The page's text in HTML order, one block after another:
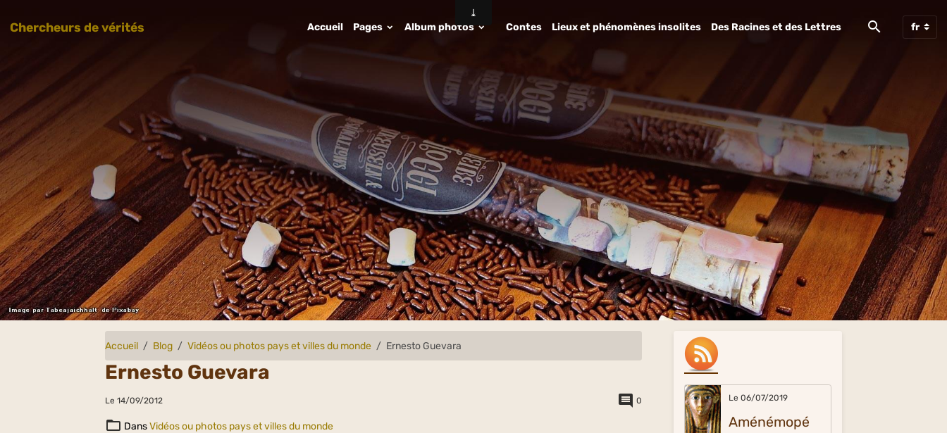
Chercheurs de vérités Accueil Pages Album photos Contes Lieux et phénomènes insolites Des Racines et des Lettres
Accueil Blog Vidéos ou photos pays et villes du monde Ernesto Guevara
Ernesto Guevara
Le 14/09/2012 0
DansVidéos ou photos pays et villes du monde
Le 06/07/2019
Aménémopé